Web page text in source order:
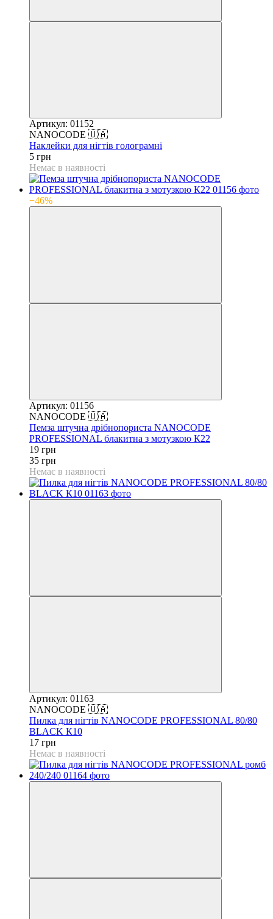
Артикул: 01152
NANOCODE 🇺🇦
Наклейки для нігтів голограмні
5 грн
Немає в наявності
−46%
Артикул: 01156
NANOCODE 🇺🇦
Пемза штучна дрібнопориста NANOCODE
PROFESSIONAL блакитна з мотузкою К22
19 грн
35 грн
Немає в наявності
Артикул: 01163
NANOCODE 🇺🇦
Пилка для нігтів NANOCODE PROFESSIONAL 80/80
BLACK К10
17 грн
Немає в наявності